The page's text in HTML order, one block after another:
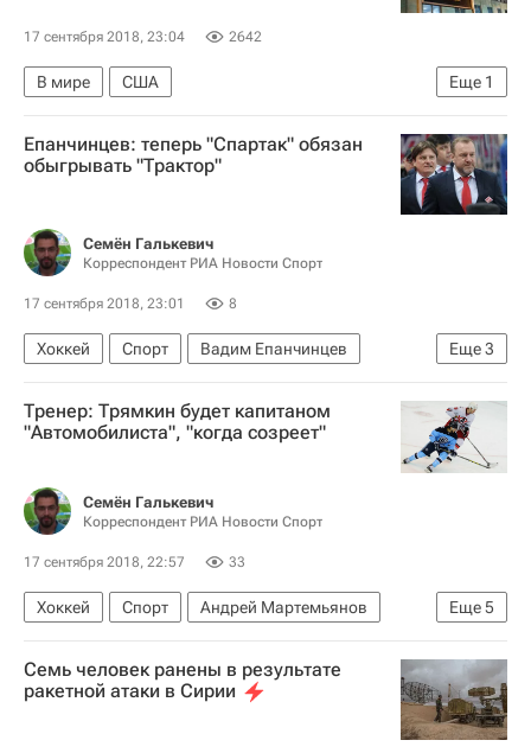
17 сентября 2018, 23:04 2642
Еще 1
В мире
США
Государственный департамент США
Епанчинцев: теперь "Спартак" обязан
обыгрывать "Трактор"
Семён Галькевич
Корреспондент РИА Новости Спорт
17 сентября 2018, 23:01 8
Еще3
Хоккей Спорт
Вадим Епанчинцев
КХЛ 2025-2026
ХК Спартак (Москва)
Трактор
Тренер: Трямкин будет капитаном
"Автомобилиста", "когда созреет"
Семён Галькевич
Корреспондент РИА Новости Спорт
17 сентября 2018, 22:57 33
Еще5
Хоккей Спорт
Андрей Мартемьянов
КХЛ 2025-2026
ХК Спартак (Москва)
Автомобилист
Никита Трямкин
Семь человек ранены в результате
ракетной атаки в Сирии